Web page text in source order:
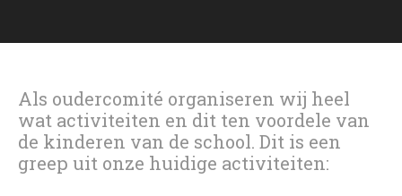
Als oudercomité organiseren wij heel
wat activiteiten en dit ten voordele van
de kinderen van de school. Dit is een
greep uit onze huidige activiteiten: